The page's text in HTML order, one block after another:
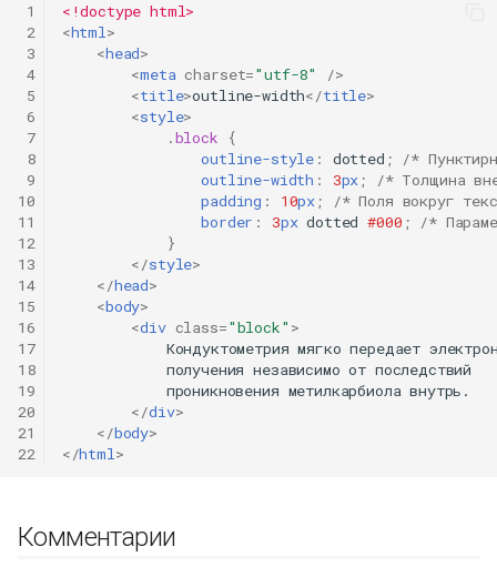
1
2
3
4
5
6
7
8
9
10
11
12
13
14
15
16
17
18
19
20
21
22
<!doctype html>
<html>
<head>
<meta charset="utf-8"
/>
<title>outline-width</title>
<style>
.block
{
outline-style : dotted ;
/*
outline-width : 3px;
/* Толщина
padding : 10px;
/* Поля вокруг
border : 3px dotted #000 ;
/*
}
</style>
</head>
<body>
<div class="block" >
Кондуктометрия мягко передает
            получения независимо от последствий
            проникновения метилкарбиола внутрь.
</div>
</body>
</html>
Комментарии